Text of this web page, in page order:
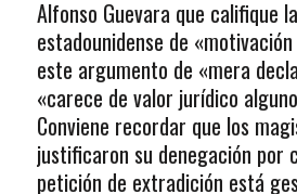
Alfonso Guevara que califique
estadounidense de
este argumento de «mera
«carece de valor jurídico
Conviene recordar que los
justificaron su denegación por
petición de extradición está